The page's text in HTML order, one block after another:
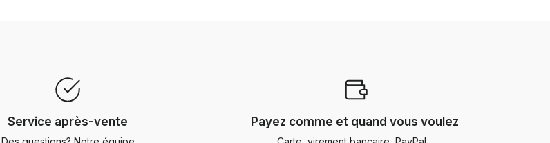
Service après-vente Payez comme et quand vous voulez